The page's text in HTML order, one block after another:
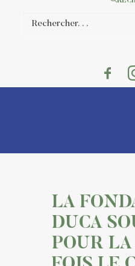
LA
DUCA
POUR